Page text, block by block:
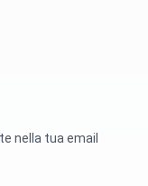
nella tua email